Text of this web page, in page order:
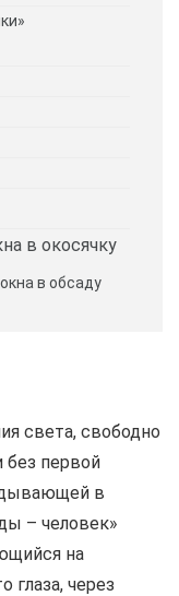
в окосячку
в обсаду
света, свободно
без первой
в
– человек»
на
глаза, через